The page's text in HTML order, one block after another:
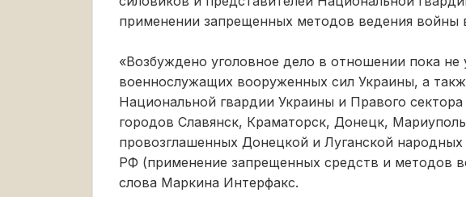
применении запрещенных методов ведения войны
«Возбуждено уголовное дело в отношении пока не
военнослужащих вооруженных сил Украины, а
Национальной гвардии Украины и Правого
городов Славянск, Краматорск, Донецк,
провозглашенных Донецкой и Луганской народных
РФ (применение запрещенных средств и методов
слова Маркина Интерфакс.